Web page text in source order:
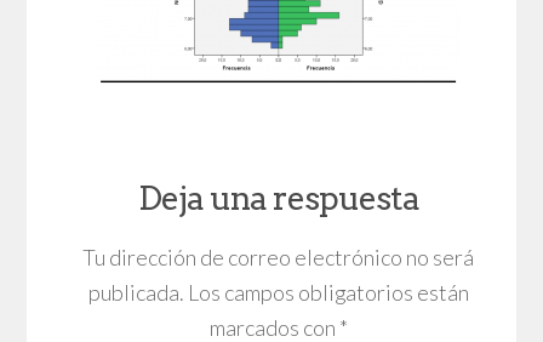
Deja una respuesta
Tu dirección de correo electrónico no será
publicada. Los campos obligatorios están
marcados con *